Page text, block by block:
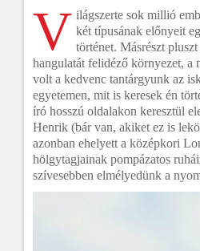
V ilágszerte sok millió
két típusának előnyeit
történet. Másrészt
hangulatát felidéző környezet, a
volt a kedvenc tantárgyunk az
egyetemen, mit is keresek én
író hosszú oldalakon keresztül
Henrik (bár van, akiket ez is
azonban ehelyett a középkori
hölgytagjainak pompázatos
szívesebben elmélyedünk a